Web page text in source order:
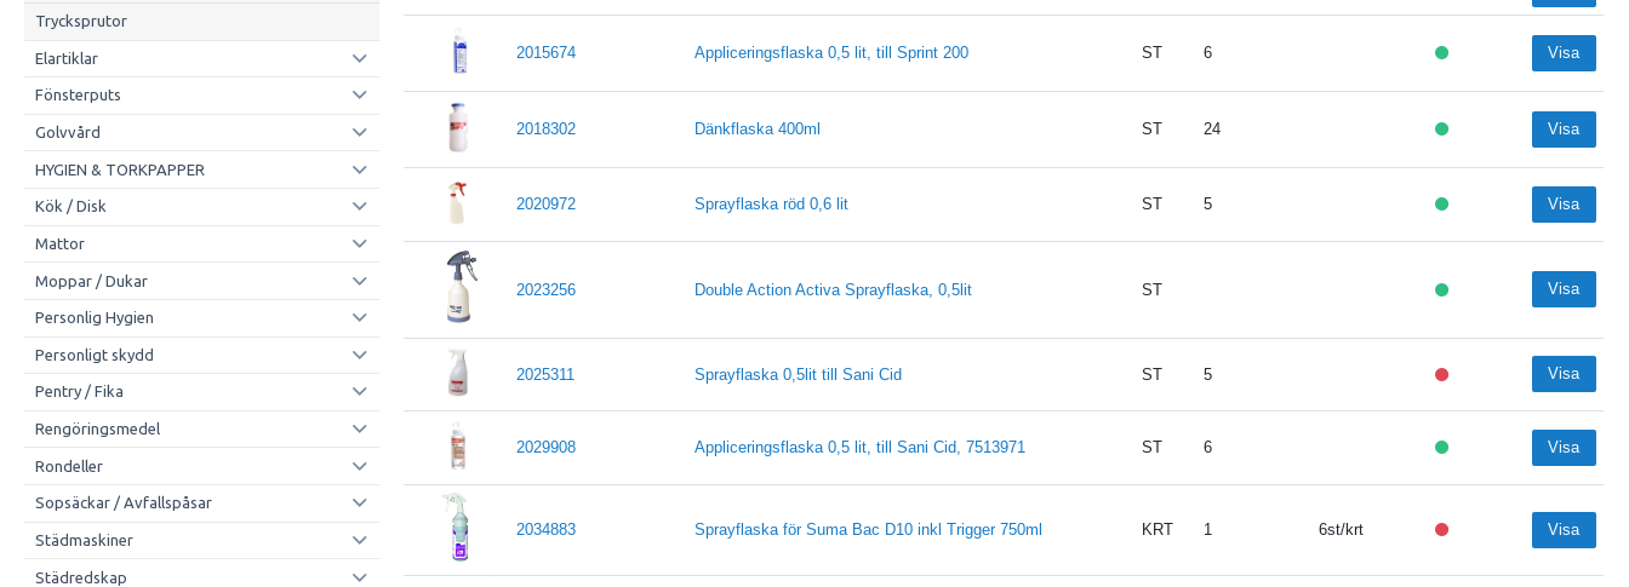
Trycksprutor
Elartiklar
Fönsterputs
Golvvård
HYGIEN & TORKPAPPER
Kök / Disk
Mattor
Moppar / Dukar
Personlig Hygien
Personligt skydd
Pentry / Fika
Rengöringsmedel
Rondeller
Sopsäckar / Avfallspåsar
Städmaskiner
Städredskap
2015674 Appliceringsflaska 0,5 lit, till Sprint 200 ST 6 Visa
2018302 Dänkflaska 400ml ST 24 Visa
2020972 Sprayflaska röd 0,6 lit ST 5 Visa
2023256 Double Action Activa Sprayflaska, 0,5lit ST Visa
2025311 Sprayflaska 0,5lit till Sani Cid ST 5 Visa
2029908 Appliceringsflaska 0,5 lit, till Sani Cid, 7513971 ST 6 Visa
2034883 Sprayflaska för Suma Bac D10 inkl Trigger 750ml KRT 1 6st/krt Visa